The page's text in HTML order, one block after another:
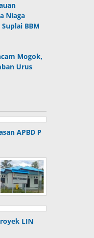
Niaga
BBM
Mogok,
Urus
APBD P
LIN